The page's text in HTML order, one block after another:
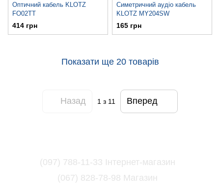
Оптичний кабель KLOTZ
FO02TT
414 грн
Симетричний аудіо кабель
KLOTZ MY204SW
165 грн
Показати ще 20 товарів
Назад 1 з 11 Вперед
(097) 788-11-33 Інтернет-магазин
(067) 828-78-98 Магазин